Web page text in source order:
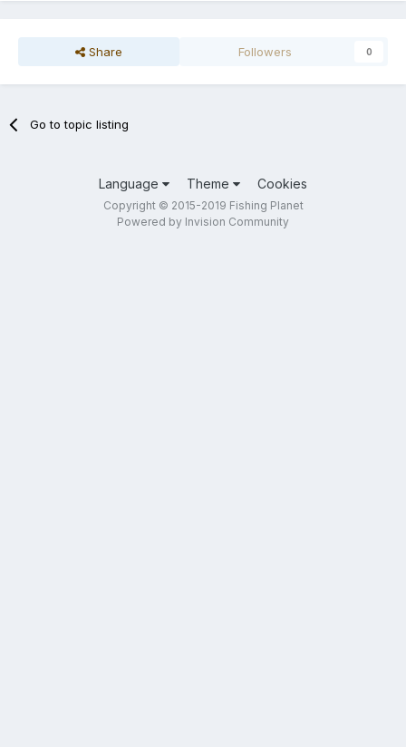
Share Followers 0
Go to topic listing
Language Theme Cookies
Copyright © 2015-2019 Fishing Planet
Powered by Invision Community